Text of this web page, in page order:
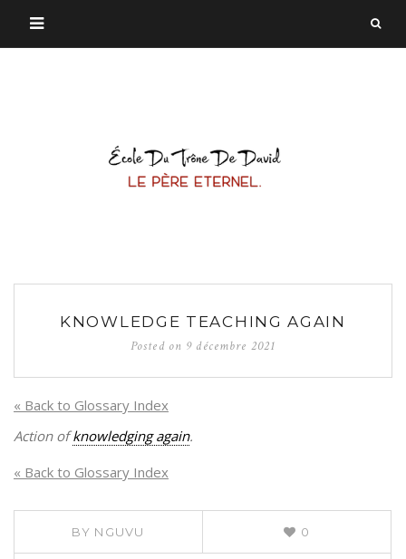
KNOWLEDGE TEACHING AGAIN
Posted on 9 décembre 2021
« Back to Glossary Index
Action ofknowledging again.
« Back to Glossary Index
BY NGUVU 0